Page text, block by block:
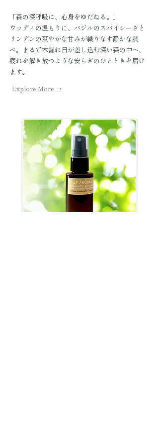
「森の深呼吸に、心身をゆだねる。」
ウッディの温もりに、バジルのスパイシーさと
リンデンの爽やかな甘みが織りなす静かな調
べ。まるで木漏れ日が差し込む深い森の中へ、
疲れを解き放つような安らぎのひとときを届け
ます。
Explore More →